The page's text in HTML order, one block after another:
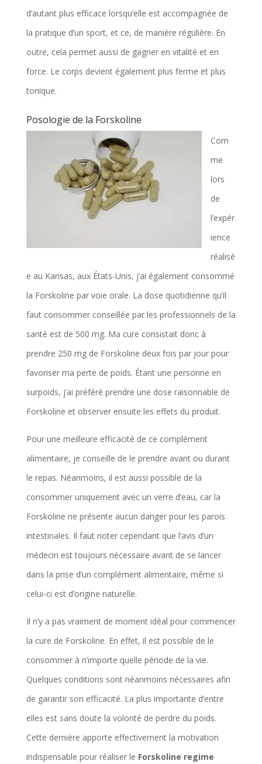
d’autant plus efficace lorsqu’elle est accompagnée de
la pratique d’un sport, et ce, de manière régulière. En
outre, cela permet aussi de gagner en vitalité et en
force. Le corps devient également plus ferme et plus
tonique.
Posologie de la Forskoline
Com
me
lors
de
l’expér
ience
réalisé
e au Kansas, aux États-Unis, j’ai également consommé
la Forskoline par voie orale. La dose quotidienne qu’il
faut consommer conseillée par les professionnels de la
santé est de 500 mg. Ma cure consistait donc à
prendre 250 mg de Forskoline deux fois par jour pour
favoriser ma perte de poids. Étant une personne en
surpoids, j’ai préféré prendre une dose raisonnable de
Forskoline et observer ensuite les effets du produit.
Pour une meilleure efficacité de ce complément
alimentaire, je conseille de le prendre avant ou durant
le repas. Néanmoins, il est aussi possible de la
consommer uniquement avec un verre d’eau, car la
Forskoline ne présente aucun danger pour les parois
intestinales. Il faut noter cependant que l’avis d’un
médecin est toujours nécessaire avant de se lancer
dans la prise d’un complément alimentaire, même si
celui-ci est d’origine naturelle.
Il n’y a pas vraiment de moment idéal pour commencer
la cure de Forskoline. En effet, il est possible de le
consommer à n’importe quelle période de la vie.
Quelques conditions sont néanmoins nécessaires afin
de garantir son efficacité. La plus importante d’entre
elles est sans doute la volonté de perdre du poids.
Cette dernière apporte effectivement la motivation
indispensable pour réaliser le Forskoline regime